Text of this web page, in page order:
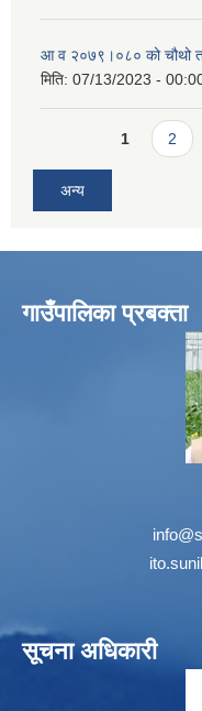
आ व २०७९।०८० को चौथो
मिति: 07/13/2023 -
Pages1 2
अन्य
गाउँपालिका प्रबक्ता
सूचना अधिकारी